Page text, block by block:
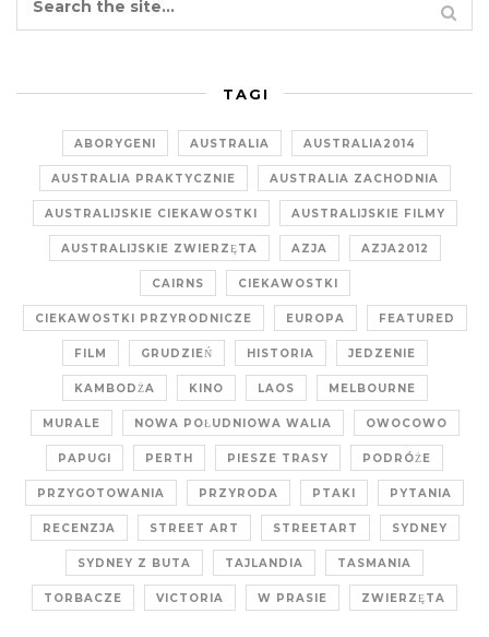
TAGI
ABORYGENI AUSTRALIA AUSTRALIA2014
AUSTRALIA PRAKTYCZNIE AUSTRALIA ZACHODNIA
AUSTRALIJSKIE CIEKAWOSTKI AUSTRALIJSKIE FILMY
AUSTRALIJSKIE ZWIERZĘTA AZJA AZJA2012
CAIRNS CIEKAWOSTKI
CIEKAWOSTKI PRZYRODNICZE EUROPA FEATURED
FILM GRUDZIEŃ HISTORIA JEDZENIE
KAMBODŻA KINO LAOS MELBOURNE
MURALE NOWA POŁUDNIOWA WALIA OWOCOWO
PAPUGI PERTH PIESZE TRASY PODRÓŻE
PRZYGOTOWANIA PRZYRODA PTAKI PYTANIA
RECENZJA STREET ART STREETART SYDNEY
SYDNEY Z BUTA TAJLANDIA TASMANIA
TORBACZE VICTORIA W PRASIE ZWIERZĘTA